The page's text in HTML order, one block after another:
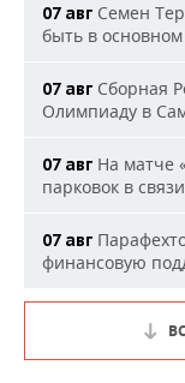
07 авг Семен
быть в основном
07 авг Сборная
Олимпиаду в
07 авг На матче
парковок в
07 авг
финансовую